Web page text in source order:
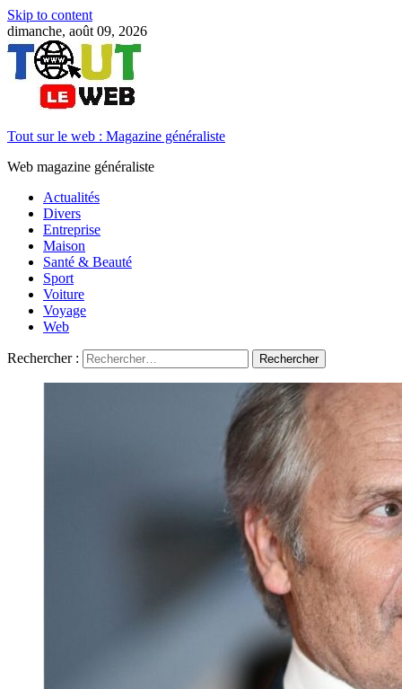
Skip to content
dimanche, août 09, 2026
Tout sur le web : Magazine généraliste
Web magazine généraliste
Actualités
Divers
Entreprise
Maison
Santé & Beauté
Sport
Voiture
Voyage
Web
Rechercher :